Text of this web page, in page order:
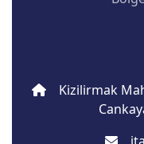
Kizilirmak